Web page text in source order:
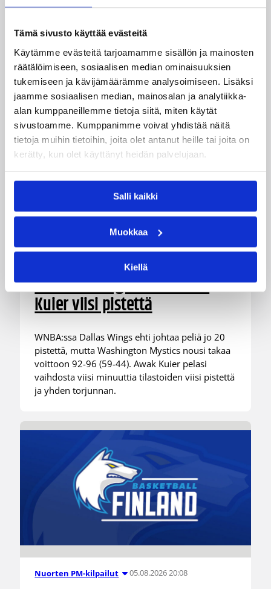
Tämä sivusto käyttää evästeitä
Käytämme evästeitä tarjoamamme sisällön ja mainosten
räätälöimiseen, sosiaalisen median ominaisuuksien
tukemiseen ja kävijämäärämme analysoimiseen. Lisäksi
jaamme sosiaalisen median, mainosalan ja analytiikka-
alan kumppaneillemme tietoja siitä, miten käytät
sivustoamme. Kumppanimme voivat yhdistää näitä
tietoja muihin tietoihin, joita olet antanut heille tai joita on
kerätty, kun olet käyttänyt heidän palvelujaan.
Salli kaikki
Muokkaa
Kiellä
Katso myös
Suomalaiset ulkomailla 06.08.2026 09:16
Mystics nousi 20 pisteen takaa
voittoon Wingsiä vastaan –
Kuier viisi pistettä
WNBA:ssa Dallas Wings ehti johtaa peliä jo 20
pistettä, mutta Washington Mystics nousi takaa
voittoon 92-96 (59-44). Awak Kuier pelasi
vaihdosta viisi minuuttia tilastoiden viisi pistettä
ja yhden torjunnan.
Nuorten PM-kilpailut 05.08.2026 20:08